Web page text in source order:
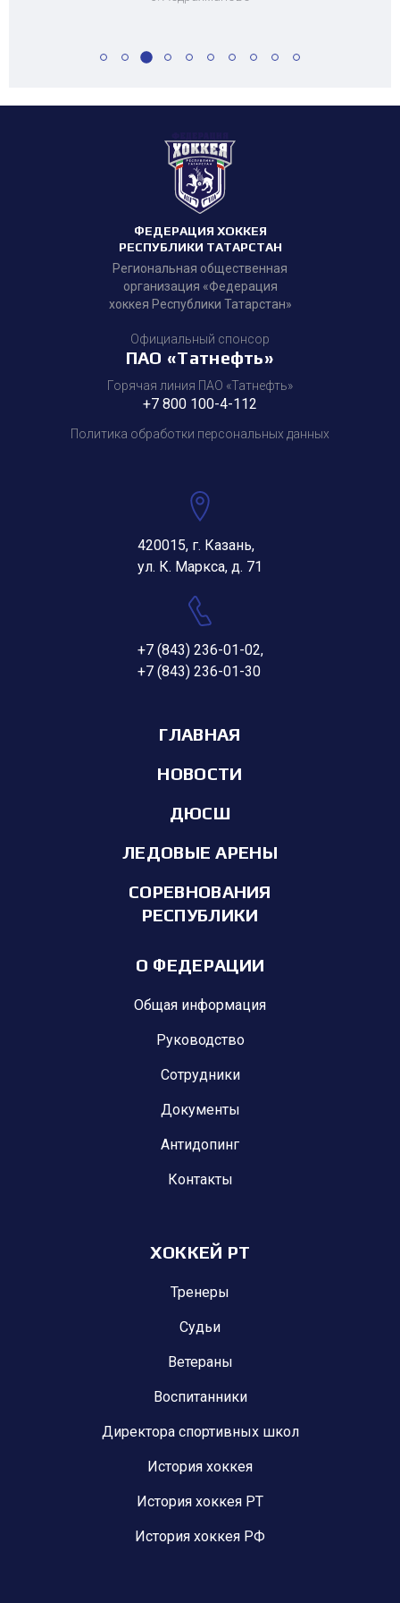
ФЕДЕРАЦИЯ ХОККЕЯ
РЕСПУБЛИКИ ТАТАРСТАН
Региональная общественная
организация «Федерация
хоккея Республики Татарстан»
Официальный спонсор
ПАО «Татнефть»
Горячая линия ПАО «Татнефть»
+7 800 100-4-112
Политика обработки персональных данных
420015, г. Казань,
ул. К. Маркса, д. 71
+7 (843) 236-01-02,
+7 (843) 236-01-30
ГЛАВНАЯ
НОВОСТИ
ДЮСШ
ЛЕДОВЫЕ АРЕНЫ
СОРЕВНОВАНИЯ
РЕСПУБЛИКИ
О ФЕДЕРАЦИИ
Общая информация
Руководство
Сотрудники
Документы
Антидопинг
Контакты
ХОККЕЙ РТ
Тренеры
Судьи
Ветераны
Воспитанники
Директора спортивных школ
История хоккея
История хоккея РТ
История хоккея РФ